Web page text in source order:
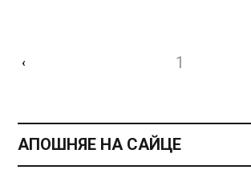
‹ 1
АПОШНЯЕ НА САЙЦЕ